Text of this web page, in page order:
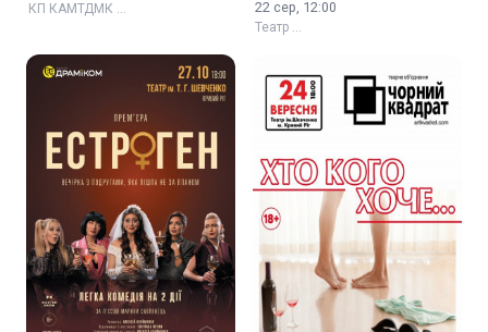
КП КАМТДМК …
22 сер, 12:00
Театр …